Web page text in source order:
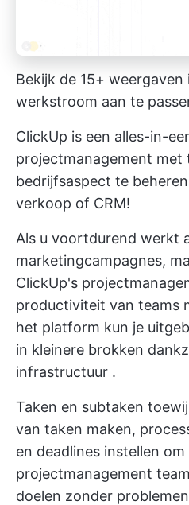
Bekijk de 15+
werkstroom aan te
ClickUp is een alles-in-
projectmanagement met
bedrijfsaspect te
verkoop of CRM!
Als u voortdurend werkt
marketingcampagnes,
ClickUp's
productiviteit van teams
het platform kun je
in kleinere brokken
infrastructuur .
Taken en subtaken
van taken maken,
en deadlines instellen om
projectmanagement
doelen zonder